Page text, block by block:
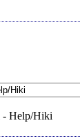
- Help/Hiki